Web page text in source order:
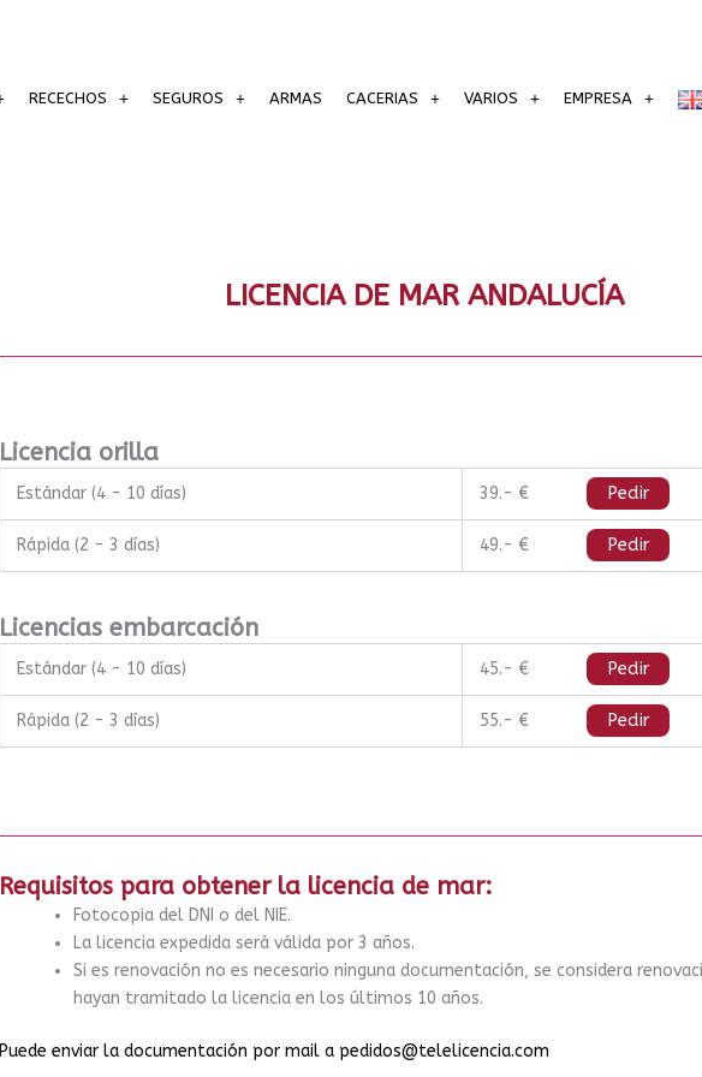
RECECHOS SEGUROS ARMAS CACERIAS VARIOS EMPRESA
LICENCIA DE MAR ANDALUCÍA
Licencia orilla
Estándar (4 - 10 días) 39.- € Pedir
Rápida (2 - 3 días) 49.- € Pedir
Licencias embarcación
Estándar (4 - 10 días) 45.- € Pedir
Rápida (2 - 3 días) 55.- € Pedir
Requisitos para obtener la licencia de mar:
Fotocopia del DNI o del NIE.
La licencia expedida será válida por 3 años.
Si es renovación no es necesario ninguna documentación, se considera
hayan tramitado la licencia en los últimos 10 años.
Puede enviar la documentación por mail a pedidos@telelicencia.com